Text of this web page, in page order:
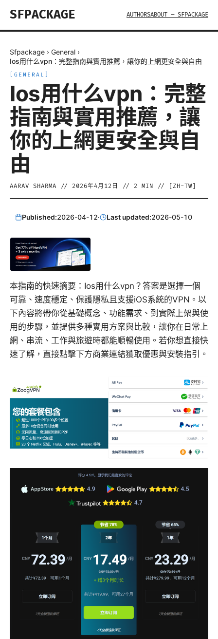
SFPACKAGE AUTHORSABOUT — SFPACKAGE
Sfpackage › General ›
Ios用什么vpn：完整指南與實用推薦，讓你的上網更安全與自由
GENERAL
Ios用什么vpn：完整
指南與實用推薦，讓
你的上網更安全與自
由
AARAV SHARMA // 2026年4月12日 // 2 MIN // [ ZH-TW
Published:2026-04-12· Last updated:2026-05-10
本指南的快速摘要：Ios用什么vpn？答案是選擇一個
可靠、速度穩定、保護隱私且支援iOS系統的VPN。以
下內容將帶你從基礎概念、功能需求、到實際上架與使
用的步驟，並提供多種實用方案與比較，讓你在日常上
網、串流、工作與旅遊時都能順暢使用。若你想直接快
速了解，直接點擊下方商業連結獲取優惠與安裝指引。